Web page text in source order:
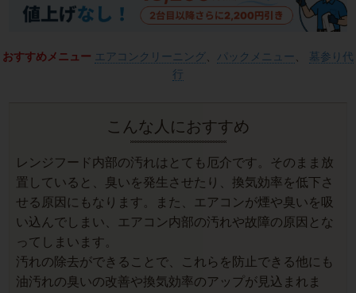
おすすめメニュー エアコンクリーニング、 パックメニュー、 墓参り代
行
こんな人におすすめ
レンジフード内部の汚れはとても厄介です。そのまま放
置していると、臭いを発生させたり、換気効率を低下さ
せる原因にもなります。また、エアコンが煙や臭いを吸
い込んでしまい、エアコン内部の汚れや故障の原因とな
ってしまいます。
汚れの除去ができることで、これらを防止できる他にも
油汚れの臭いの改善や換気効率のアップが見込まれま